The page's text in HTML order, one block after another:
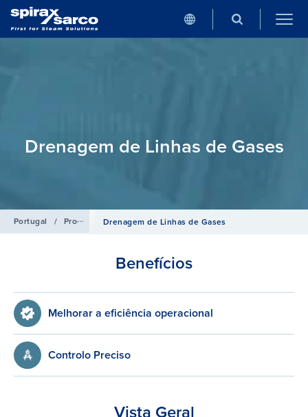
Drenagem de Linhas de Gases
Portugal / Produtos / Produtos para Ar Comprimido
Drenagem de Linhas de Gases
Benefícios
Melhorar a eficiência operacional
Controlo Preciso